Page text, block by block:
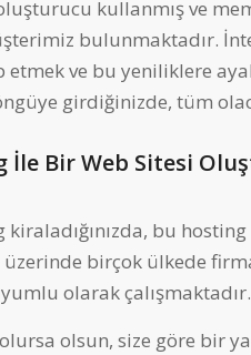
kullanmış ve
bulunmaktadır.
ve bu yeniliklere
girdiğinizde, tüm
İle Bir Web Sitesi
kiraladığınızda, bu
birçok ülkede
olarak çalışmaktadır.
olsun, size göre bir